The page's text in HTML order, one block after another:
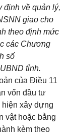
định về quản lý,
giao cho
theo định mức
các Chương
số
tỉnh.
của Điều 11
vốn đầu tư
xây dựng
vật hoặc bằng
kèm theo